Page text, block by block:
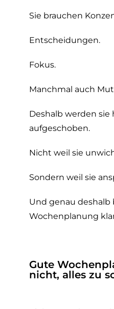
Sie brauchen
Entscheidungen.
Fokus.
Manchmal auch
Deshalb werden
aufgeschoben.
Nicht weil sie
Sondern weil sie
Und genau
Wochenplanung
Gute
nicht, alles zu